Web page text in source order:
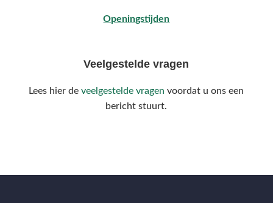
Openingstijden
Veelgestelde vragen
Lees hier deveelgestelde vragen voordat u ons een
bericht stuurt.